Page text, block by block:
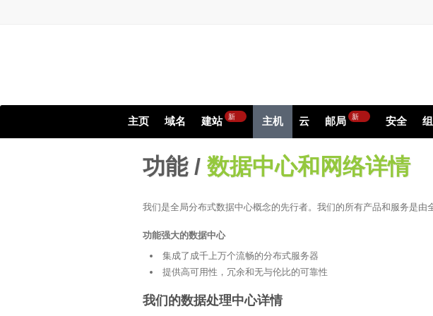
主页 域名 建站 新 主机 云 邮局 新 安全
功能 / 数据中心和网络详情
我们是全局分布式数据中心概念的先行者。我们的所有产品和服务是由
功能强大的数据中心
集成了成千上万个流畅的分布式服务器
提供高可用性，冗余和无与伦比的可靠性
我们的数据处理中心详情